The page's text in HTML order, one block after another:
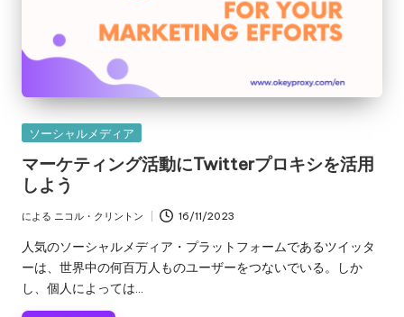
カ
ゴ
リ
ー
ソーシャルメディア
マーケティング活動にTwitterプロキシを活用
しよう
投
稿
による ニコル・クリントン 16/11/2023
人気のソーシャルメディア・プラットフォームであるツイッタ
ーは、世界中の何百万人ものユーザーをつないでいる。しか
し、個人によっては...